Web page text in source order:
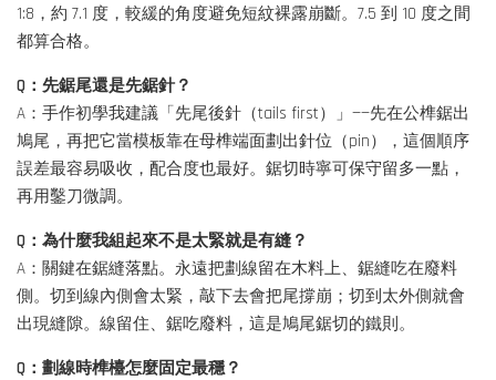
1:8，約 7.1 度，較緩的角度避免短紋裸露崩斷。7.5 到 10 度之間
都算合格。
Q：先鋸尾還是先鋸針？
A：手作初學我建議「先尾後針（tails first）」——先在公榫鋸出
鳩尾，再把它當模板靠在母榫端面劃出針位（pin），這個順序
誤差最容易吸收，配合度也最好。鋸切時寧可保守留多一點，
再用鑿刀微調。
Q：為什麼我組起來不是太緊就是有縫？
A：關鍵在鋸縫落點。永遠把劃線留在木料上、鋸縫吃在廢料
側。切到線內側會太緊，敲下去會把尾撐崩；切到太外側就會
出現縫隙。線留住、鋸吃廢料，這是鳩尾鋸切的鐵則。
Q：劃線時榫檯怎麼固定最穩？